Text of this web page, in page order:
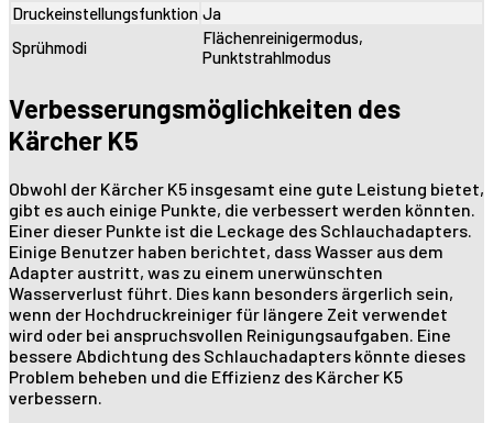
Druckeinstellungsfunktion Ja
Sprühmodi
Flächenreinigermodus,
Punktstrahlmodus
Verbesserungsmöglichkeiten des
Kärcher K5
Obwohl der Kärcher K5 insgesamt eine gute Leistung bietet,
gibt es auch einige Punkte, die verbessert werden könnten.
Einer dieser Punkte ist die Leckage des Schlauchadapters.
Einige Benutzer haben berichtet, dass Wasser aus dem
Adapter austritt, was zu einem unerwünschten
Wasserverlust führt. Dies kann besonders ärgerlich sein,
wenn der Hochdruckreiniger für längere Zeit verwendet
wird oder bei anspruchsvollen Reinigungsaufgaben. Eine
bessere Abdichtung des Schlauchadapters könnte dieses
Problem beheben und die Effizienz des Kärcher K5
verbessern.